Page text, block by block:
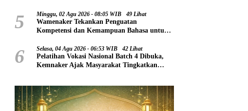
5 Minggu, 02 Agu 2026 - 08:05 WIB 49 Lihat
Wamenaker Tekankan Penguatan
Kompetensi dan Kemampuan Bahasa untuk
6 Selasa, 04 Agu 2026 - 06:53 WIB 42 Lihat
Pelatihan Vokasi Nasional Batch 4 Dibuka,
Kemnaker Ajak Masyarakat Tingkatkan